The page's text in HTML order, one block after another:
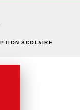
SCOLAIRE